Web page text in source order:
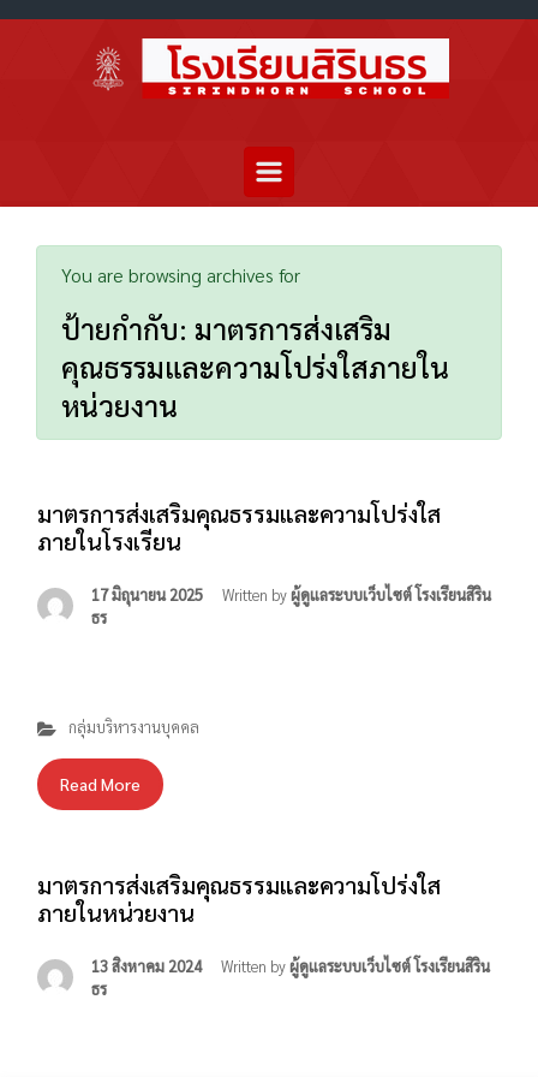
You are browsing archives for
ป้ายกำกับ: มาตรการส่งเสริม
คุณธรรมและความโปร่งใสภายใน
หน่วยงาน
มาตรการส่งเสริมคุณธรรมและความโปร่งใส
ภายในโรงเรียน
17 มิถุนายน 2025 Written byผู้ดูแลระบบเว็บไซต์ โรงเรียนสิริน
ธร
กลุ่มบริหารงานบุคคล
Read More
มาตรการส่งเสริมคุณธรรมและความโปร่งใส
ภายในหน่วยงาน
13 สิงหาคม 2024 Written byผู้ดูแลระบบเว็บไซต์ โรงเรียนสิริน
ธร